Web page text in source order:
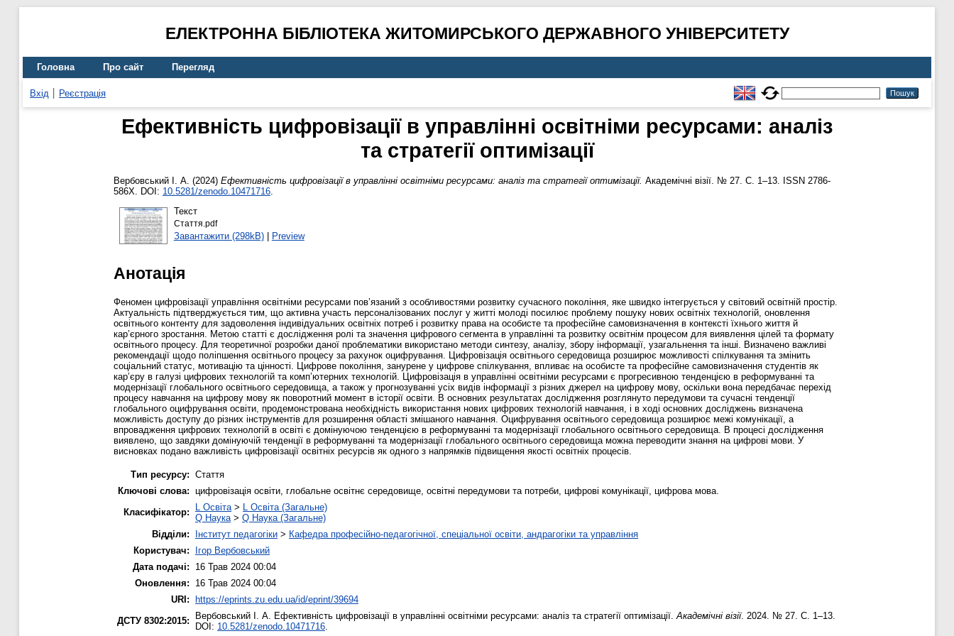
ЕЛЕКТРОННА БІБЛІОТЕКА ЖИТОМИРСЬКОГО ДЕРЖАВНОГО УНІВЕРСИТЕТУ
Головна Про сайт Перегляд
Вхід Реєстрація
Ефективність цифровізації в управлінні освітніми ресурсами: аналіз
та стратегії оптимізації
Вербовський І. А. (2024) Ефективність цифровізації в управлінні освітніми ресурсами: аналіз та стратегії оптимізації. Академічні візії. № 27. С. 1–13. ISSN 2786-
586X. DOI: 10.5281/zenodo.10471716.
Текст
Стаття.pdf
Завантажити (298kB)| Preview
Анотація
Феномен цифровізації управління освітніми ресурсами повʼязаний з особливостями розвитку сучасного покоління, яке швидко інтегрується у світовий освітній простір.
Актуальність підтверджується тим, що активна участь персоналізованих послуг у житті молоді посилює проблему пошуку нових освітніх технологій, оновлення
освітнього контенту для задоволення індивідуальних освітніх потреб і розвитку права на особисте та професійне самовизначення в контексті їхнього життя й
карʼєрного зростання. Метою статті є дослідження ролі та значення цифрового сегмента в управлінні та розвитку освітнім процесом для виявлення цілей та формату
освітнього процесу. Для теоретичної розробки даної проблематики використано методи синтезу, аналізу, збору інформації, узагальнення та інші. Визначено важливі
рекомендації щодо поліпшення освітнього процесу за рахунок оцифрування. Цифровізація освітнього середовища розширює можливості спілкування та змінить
соціальний статус, мотивацію та цінності. Цифрове покоління, занурене у цифрове спілкування, впливає на особисте та професійне самовизначення студентів як
карʼєру в галузі цифрових технологій та компʼютерних технологій. Цифровізація в управлінні освітніми ресурсами є прогресивною тенденцією в реформуванні та
модернізації глобального освітнього середовища, а також у прогнозуванні усіх видів інформації з різних джерел на цифрову мову, оскільки вона передбачає перехід
процесу навчання на цифрову мову як поворотний момент в історії освіти. В основних результатах дослідження розглянуто передумови та сучасні тенденції
глобального оцифрування освіти, продемонстрована необхідність використання нових цифрових технологій навчання, і в ході основних досліджень визначена
можливість доступу до різних інструментів для розширення області змішаного навчання. Оцифрування освітнього середовища розширює межі комунікації, а
впровадження цифрових технологій в освіті є домінуючою тенденцією в реформуванні та модернізації глобального освітнього середовища. В процесі дослідження
виявлено, що завдяки домінуючій тенденції в реформуванні та модернізації глобального освітнього середовища можна переводити знання на цифрові мови. У
висновках подано важливість цифровізації освітніх ресурсів як одного з напрямків підвищення якості освітніх процесів.
Тип ресурсу: Стаття
Ключові слова: цифровізація освіти, глобальне освітнє середовище, освітні передумови та потреби, цифрові комунікації, цифрова мова.
Класифікатор:
L Освіта > L Освіта (Загальне)
Q Наука > Q Наука (Загальне)
Відділи:
Інститут педагогіки > Кафедра професійно-педагогічної, спеціальної освіти, андрагогіки та управління
Користувач:
Ігор Вербовський
Дата подачі:
16 Трав 2024 00:04
Оновлення:
16 Трав 2024 00:04
URI: https://eprints.zu.edu.ua/id/eprint/39694
ДСТУ 8302:2015:
Вербовський І. А. Ефективність цифровізації в управлінні освітніми ресурсами: аналіз та стратегії оптимізації. Академічні візії. 2024. № 27. С. 1–13.
DOI: 10.5281/zenodo.10471716